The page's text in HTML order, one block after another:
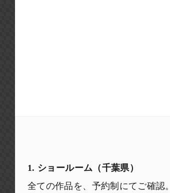
1. ショールーム（千葉県）
全ての作品を、予約制にてご確認。